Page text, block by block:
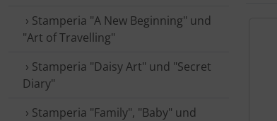
› Stamperia "A New Beginning" und
"Art of Travelling"
› Stamperia "Daisy Art" und "Secret
Diary"
› Stamperia "Family", "Baby" und